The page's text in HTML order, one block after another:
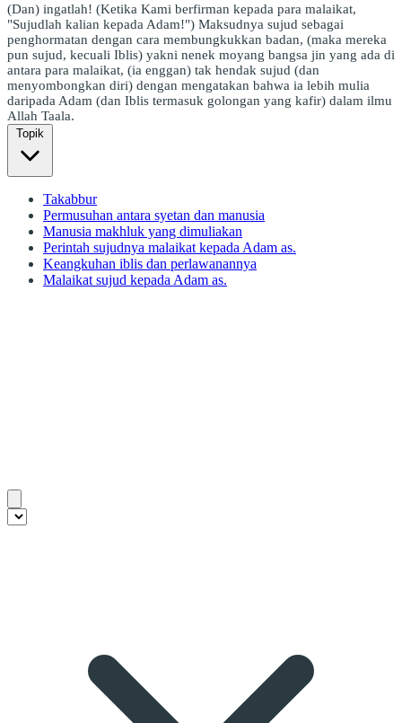
(Dan) ingatlah! (Ketika Kami berfirman kepada para malaikat,
"Sujudlah kalian kepada Adam!") Maksudnya sujud sebagai
penghormatan dengan cara membungkukkan badan, (maka mereka
pun sujud, kecuali Iblis) yakni nenek moyang bangsa jin yang ada di
antara para malaikat, (ia enggan) tak hendak sujud (dan
menyombongkan diri) dengan mengatakan bahwa ia lebih mulia
daripada Adam (dan Iblis termasuk golongan yang kafir) dalam ilmu
Allah Taala.
Topik
Takabbur
Permusuhan antara syetan dan manusia
Manusia makhluk yang dimuliakan
Perintah sujudnya malaikat kepada Adam as.
Keangkuhan iblis dan perlawanannya
Malaikat sujud kepada Adam as.